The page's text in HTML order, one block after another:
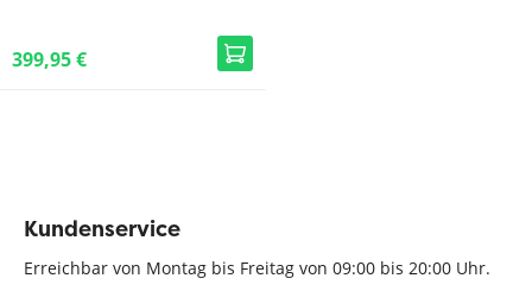
399,95 €
Kundenservice
Erreichbar von Montag bis Freitag von 09:00 bis 20:00 Uhr.